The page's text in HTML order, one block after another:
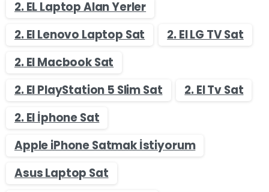
2. EL Laptop Alan Yerler
2. El Lenovo Laptop Sat
2. El LG TV Sat
2. El Macbook Sat
2. El PlayStation 5 Slim Sat
2. El Tv Sat
2. El İphone Sat
Apple iPhone Satmak İstiyorum
Asus Laptop Sat